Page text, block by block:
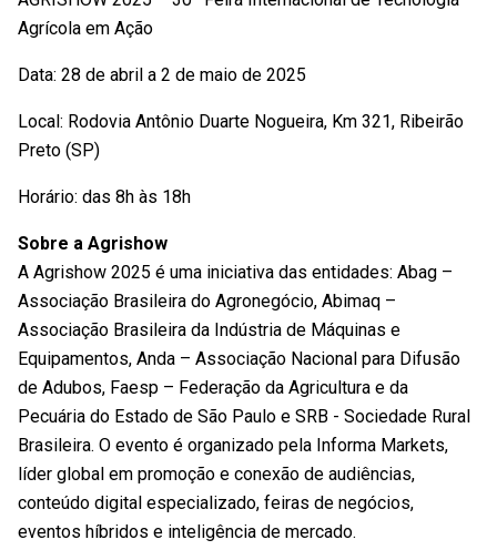
Agrícola em Ação
Data: 28 de abril a 2 de maio de 2025
Local: Rodovia Antônio Duarte Nogueira, Km 321, Ribeirão
Preto (SP)
Horário: das 8h às 18h
Sobre a Agrishow
A Agrishow 2025 é uma iniciativa das entidades: Abag –
Associação Brasileira do Agronegócio, Abimaq –
Associação Brasileira da Indústria de Máquinas e
Equipamentos, Anda – Associação Nacional para Difusão
de Adubos, Faesp – Federação da Agricultura e da
Pecuária do Estado de São Paulo e SRB - Sociedade Rural
Brasileira. O evento é organizado pela Informa Markets,
líder global em promoção e conexão de audiências,
conteúdo digital especializado, feiras de negócios,
eventos híbridos e inteligência de mercado.